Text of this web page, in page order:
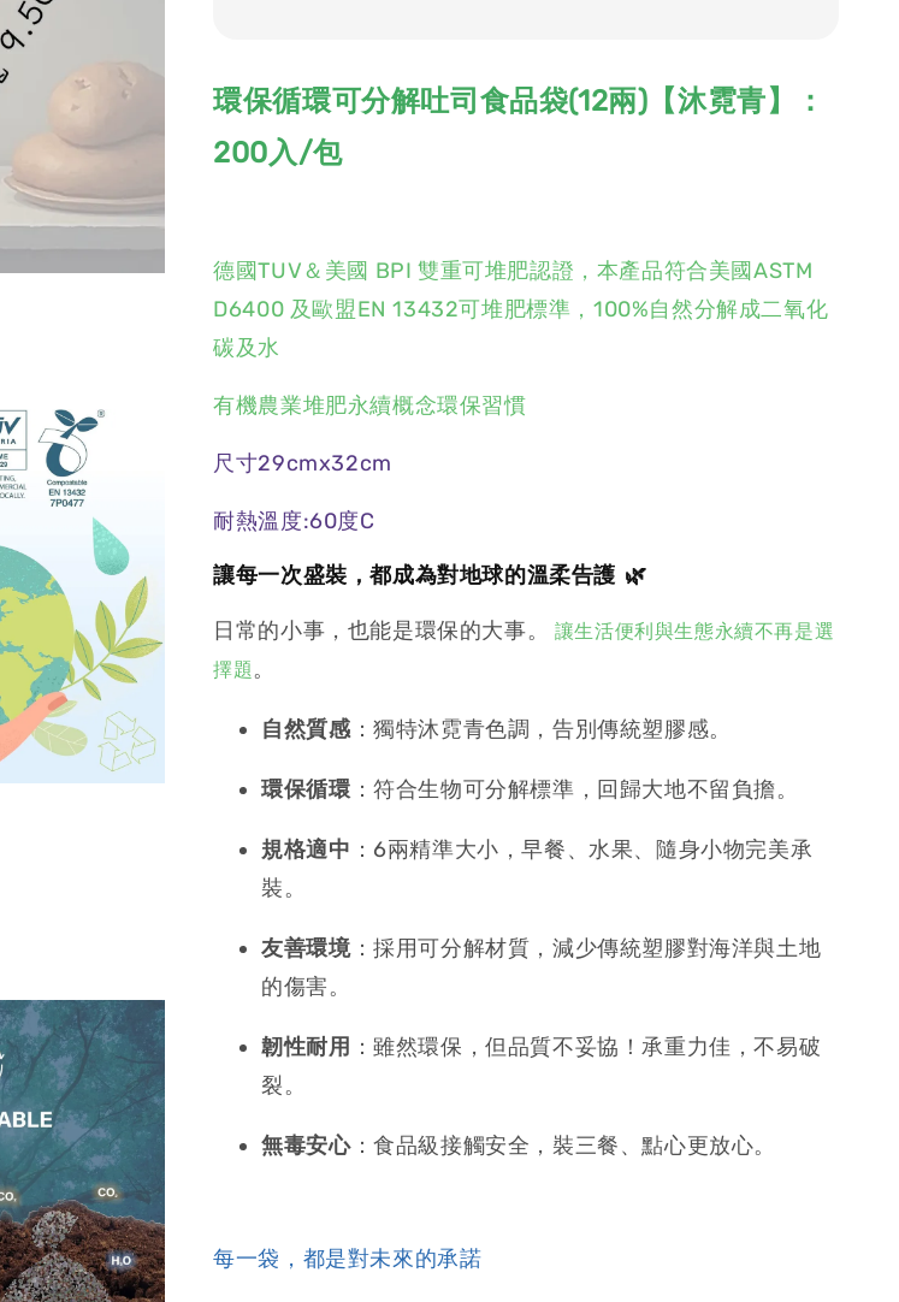
環保循環可分解吐司食品袋(12兩)【沐霓青】：
200入/包
德國TUV＆美國 BPI 雙重可堆肥認證，本產品符合美國ASTM
D6400 及歐盟EN 13432可堆肥標準，100%自然分解成二氧化
碳及水
有機農業堆肥永續概念環保習慣
尺寸29cmx32cm
耐熱溫度:60度C
讓每一次盛裝，都成為對地球的溫柔告護 🌿
日常的小事，也能是環保的大事。 讓生活便利與生態永續不再是選
擇題。
自然質感：獨特沐霓青色調，告別傳統塑膠感。
環保循環 ：符合生物可分解標準，回歸大地不留負擔。
規格適中 ：6兩精準大小，早餐、水果、隨身小物完美承
裝。
友善環境：採用可分解材質，減少傳統塑膠對海洋與土地
的傷害。
韌性耐用 ：雖然環保，但品質不妥協！承重力佳，不易破
裂。
無毒安心：食品級接觸安全，裝三餐、點心更放心。
每一袋，都是對未來的承諾